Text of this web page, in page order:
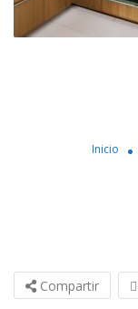
Inicio
Compartir